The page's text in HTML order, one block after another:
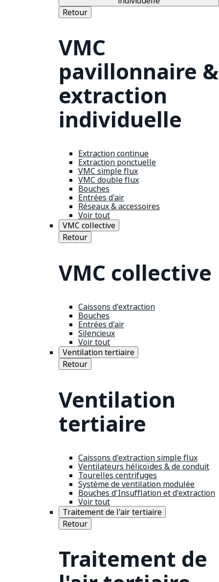
Retour
VMC
pavillonnaire &
extraction
individuelle
Extraction continue
Extraction ponctuelle
VMC simple flux
VMC double flux
Bouches
Entrées d'air
Réseaux & accessoires
Voir tout
VMC collective
Retour
VMC collective
Caissons d'extraction
Bouches
Entrées d'air
Silencieux
Voir tout
Ventilation tertiaire
Retour
Ventilation
tertiaire
Caissons d'extraction simple flux
Ventilateurs hélicoïdes & de conduit
Tourelles centrifuges
Système de ventilation modulée
Bouches d'Insufflation et d'extraction
Voir tout
Traitement de l'air tertiaire
Retour
Traitement de